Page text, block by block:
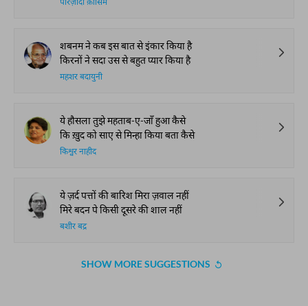
पीरज़ादा क़ासिम
शबनम ने कब इस बात से इंकार किया है
किरनों ने सदा उस से बहुत प्यार किया है
महशर बदायुनी
ये हौसला तुझे महताब-ए-जाँ हुआ कैसे
कि ख़ुद को साए से मिन्हा किया बता कैसे
किश्वर नाहीद
ये ज़र्द पत्तों की बारिश मिरा ज़वाल नहीं
मिरे बदन पे किसी दूसरे की शाल नहीं
बशीर बद्र
SHOW MORE SUGGESTIONS